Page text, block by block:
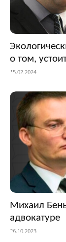
о том,
15.02.2024
Михаил
адвокатуре
26.10.2023